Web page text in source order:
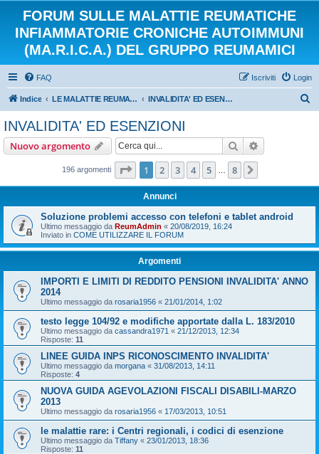
FORUM SULLE MALATTIE REUMATICHE
INFIAMMATORIE CRONICHE AUTOIMMUNI
(MA.R.I.C.A.) DEL GRUPPO REUMAMICI
FAQ Login
Iscriviti
Indice LE MALATTIE REUMATICHE INFIAMMATORIE CRONICHE AUTOIMMUNI INVALIDITA' ED ESENZIONI
INVALIDITA' ED ESENZIONI
Nuovo argomento Cerca
196 argomenti Pagina di
1 2 3 4 5 8
Annunci
Soluzione problemi accesso con telefoni e tablet android
Ultimo messaggio da ReumAdmin « 20/08/2019, 16:24
Inviato in COME UTILIZZARE IL FORUM
Argomenti
IMPORTI E LIMITI DI REDDITO PENSIONI INVALIDITA' ANNO
2014
Ultimo messaggio da rosaria1956 « 21/01/2014, 1:02
testo legge 104/92 e modifiche apportate dalla L. 183/2010
Ultimo messaggio da cassandra1971 « 21/12/2013, 12:34
Risposte: 11
LINEE GUIDA INPS RICONOSCIMENTO INVALIDITA'
Ultimo messaggio da morgana « 31/08/2013, 14:11
Risposte: 4
NUOVA GUIDA AGEVOLAZIONI FISCALI DISABILI-MARZO
2013
Ultimo messaggio da rosaria1956 « 17/03/2013, 10:51
le malattie rare: i Centri regionali, i codici di esenzione
Ultimo messaggio da Tiffany « 23/01/2013, 18:36
Risposte: 11